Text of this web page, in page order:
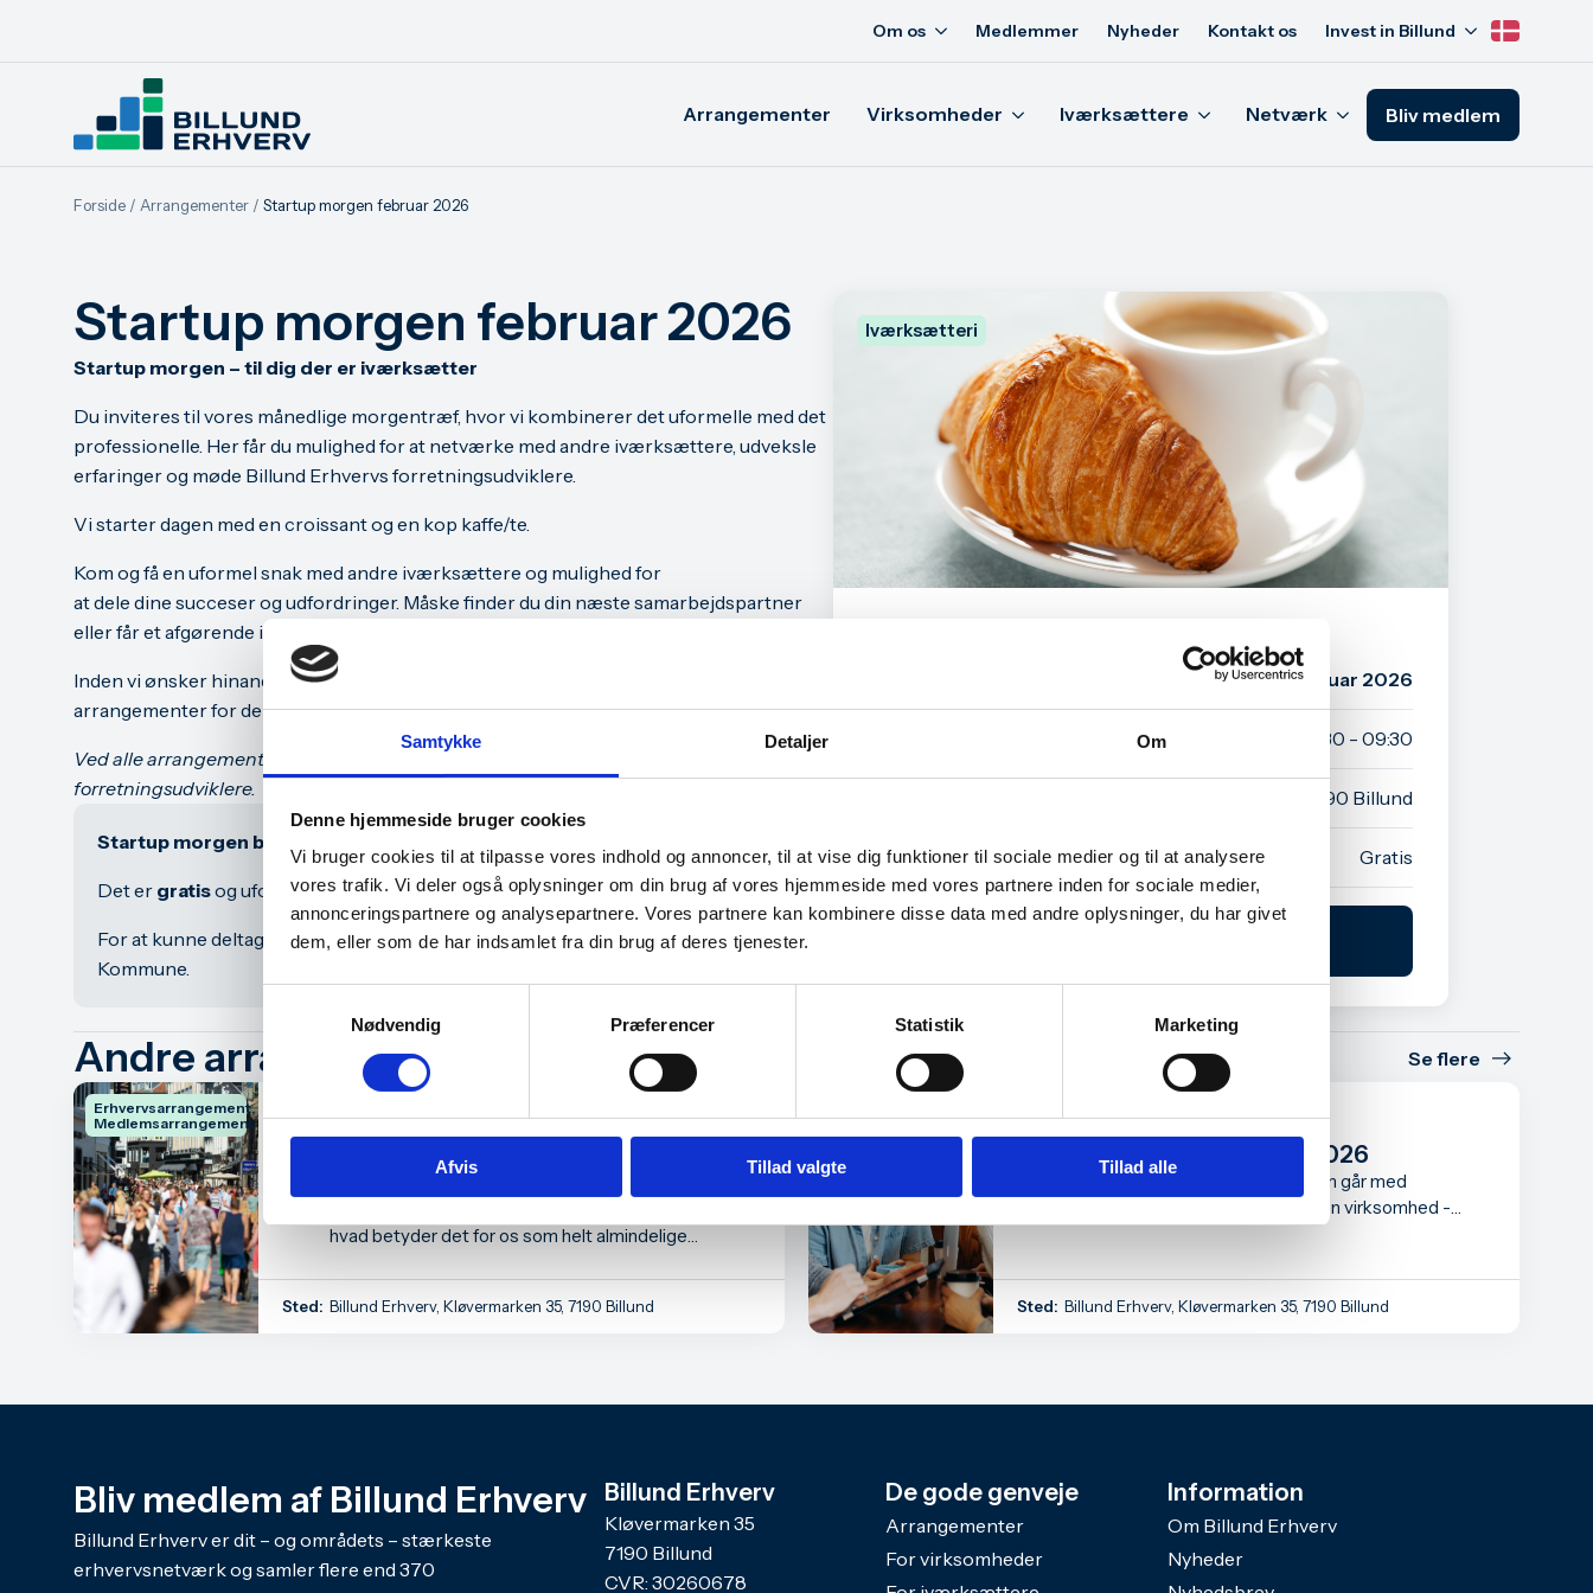
Samtykke Detaljer Om
Denne hjemmeside bruger cookies
Vi bruger cookies til at tilpasse vores indhold og annoncer, til at vise dig funktioner til sociale medier og til at analysere
vores trafik. Vi deler også oplysninger om din brug af vores hjemmeside med vores partnere inden for sociale medier,
annonceringspartnere og analysepartnere. Vores partnere kan kombinere disse data med andre oplysninger, du har givet
dem, eller som de har indsamlet fra din brug af deres tjenester.
Nødvendig
Præferencer Statistik Marketing
Afvis Tillad valgte Tillad alle
Om os Medlemmer Nyheder Kontakt os Invest in Billund
Arrangementer Virksomheder Iværksættere Netværk Bliv medlem
Forside / Arrangementer / Startup morgen februar 2026
Startup morgen februar 2026
Startup morgen – til dig der er iværksætter
Du inviteres til vores månedlige morgentræf, hvor vi kombinerer det uformelle med det
professionelle. Her får du mulighed for at netværke med andre iværksættere, udveksle
erfaringer og møde Billund Erhvervs forretningsudviklere.
Vi starter dagen med en croissant og en kop kaffe/te.
Kom og få en uformel snak med andre iværksættere og mulighed for
at dele dine succeser og udfordringer. Måske finder du din næste samarbejdspartner
eller får et afgørende indspark til din virksomhed.
Inden vi ønsker hinanden en god dag, vil Billund Erhverv orientere om aktiviteter og
arrangementer for den kommende måned.
Ved alle arrangementer får du mulighed for at møde Billund Erhvervs
forretningsudviklere.
Startup morgen bliver afholdt en gang hver måned kl 8.30-9.30.
Det er gratisog uforpligtende at deltage, men det kræver tilmelding.
For at kunne deltage i Startup morgen skal du være iværksætter i Billund
Kommune.
Iværksætteri
torsdag d. 5. februar 2026
Kl. 08:30 - 09:30
Billund Erhverv, Kløvermarken 35, 7190 Billund
Pris: Gratis
Andre arrangementer Se flere
Erhvervsarrangement,
Medlemsarrangement
Aug Forbrugeradfærd og dansk økonomi
– hvad betyder det for os som
almindelige danskere?
hvad betyder det for os som helt almindelige
Sted: Billund Erhverv, Kløvermarken 35, 7190 Billund
Aug Informationsmøde for
iværksættere august 2026
Informationsmødet er for dig, som går med
overvejelser om at starte din egen virksomhed -
Sted: Billund Erhverv, Kløvermarken 35, 7190 Billund
Bliv medlem af Billund Erhverv
Billund Erhverv er dit – og områdets – stærkeste
erhvervsnetværk og samler flere end 370
Billund Erhverv
Kløvermarken 35
7190 Billund
CVR: 30260678
De gode genveje
Arrangementer
For virksomheder
Information
Om Billund Erhverv
Nyheder